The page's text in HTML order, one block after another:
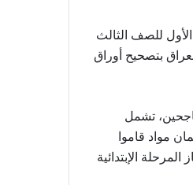
للصف الثالث
بتصحيح أوراق
الطلبة الناجحين، تشمل
100، والمجموع 800 مُقسم على ثمان مواد قاموا
الإبتدائية